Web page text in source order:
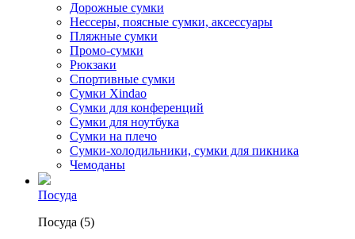
Дорожные сумки
Нессеры, поясные сумки, аксессуары
Пляжные сумки
Промо-сумки
Рюкзаки
Спортивные сумки
Сумки Xindao
Сумки для конференций
Сумки для ноутбука
Сумки на плечо
Сумки-холодильники, сумки для пикника
Чемоданы
Посуда
Посуда (5)